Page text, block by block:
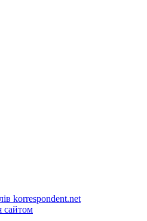
korrespondent.net
сайтом